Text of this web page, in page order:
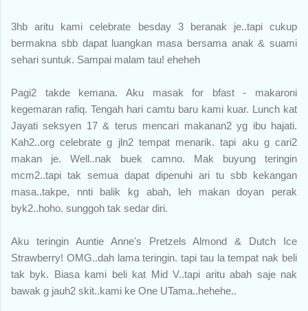
3hb aritu kami celebrate besday 3 beranak je..tapi cukup
bermakna sbb dapat luangkan masa bersama anak & suami
sehari suntuk. Sampai malam tau! eheheh
Pagi2 takde kemana. Aku masak for bfast - makaroni
kegemaran rafiq. Tengah hari camtu baru kami kuar. Lunch kat
Jayati seksyen 17 & terus mencari makanan2 yg ibu hajati.
Kah2..org celebrate g jln2 tempat menarik. tapi aku g cari2
makan je. Well..nak buek camno. Mak buyung teringin
mcm2..tapi tak semua dapat dipenuhi ari tu sbb kekangan
masa..takpe, nnti balik kg abah, leh makan doyan perak
byk2..hoho. sunggoh tak sedar diri.
Aku teringin Auntie Anne's Pretzels Almond & Dutch Ice
Strawberry! OMG..dah lama teringin. tapi tau la tempat nak beli
tak byk. Biasa kami beli kat Mid V..tapi aritu abah saje nak
bawak g jauh2 skit..kami ke One UTama..hehehe..